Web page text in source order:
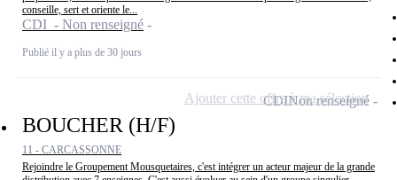
conseille, sert et oriente le...
CDI - Non renseigné
Publié il y a plus de 30 jours
BOUCHER (H/F)
11 - CARCASSONNE
Rejoindre le Groupement Mousquetaires, c'est intégrer un acteur majeur de la grande
CDINon renseigné
Ajouter cette offre à ma sélection